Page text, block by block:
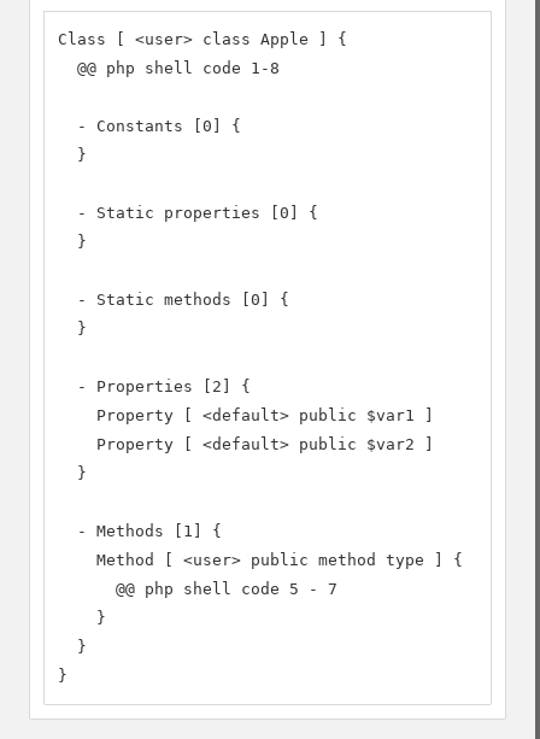
Class [ <user> class Apple ] {
  @@ php shell code 1-8
  - Constants [0] {
  }
  - Static properties [0] {
  }
  - Static methods [0] {
  }
  - Properties [2] {
    Property [ <default> public $var1 ]
    Property [ <default> public $var2 ]
  }
  - Methods [1] {
    Method [ <user> public method type ] {
      @@ php shell code 5 - 7
    }
  }
}